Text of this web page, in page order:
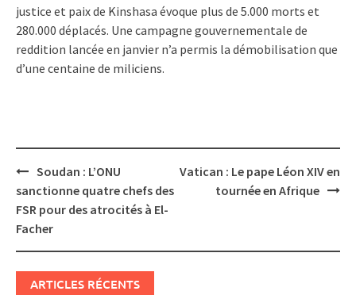
justice et paix de Kinshasa évoque plus de 5.000 morts et
280.000 déplacés. Une campagne gouvernementale de
reddition lancée en janvier n’a permis la démobilisation que
d’une centaine de miliciens.
Post
navigation
Soudan : L’ONU
sanctionne quatre chefs des
FSR pour des atrocités à El-
Facher
Vatican : Le pape Léon XIV en
tournée en Afrique
ARTICLES RÉCENTS